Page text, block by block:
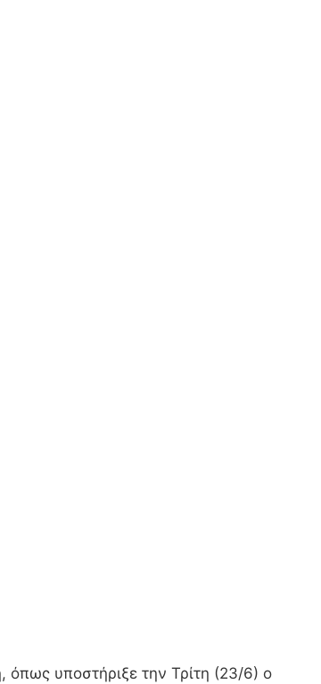
υποστήριξε την Τρίτη (23/6) ο